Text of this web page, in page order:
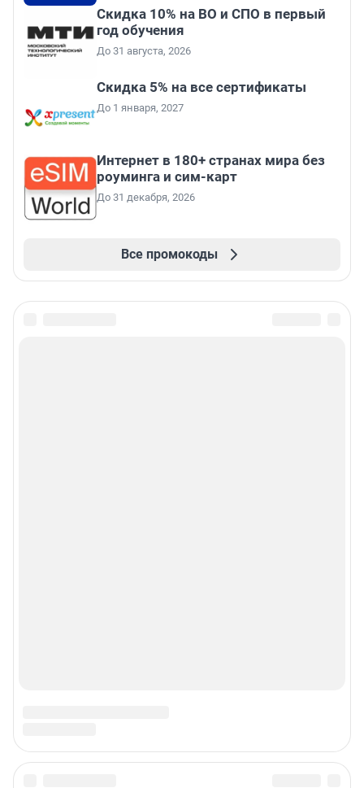
Скидка 10% на ВО и СПО в первый
год обучения
До 31 августа, 2026
Скидка 5% на все сертификаты
До 1 января, 2027
Интернет в 180+ странах мира без
роуминга и сим-карт
До 31 декабря, 2026
Все промокоды